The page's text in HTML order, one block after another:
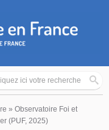
» Observatoire Foi et
(PUF, 2025)